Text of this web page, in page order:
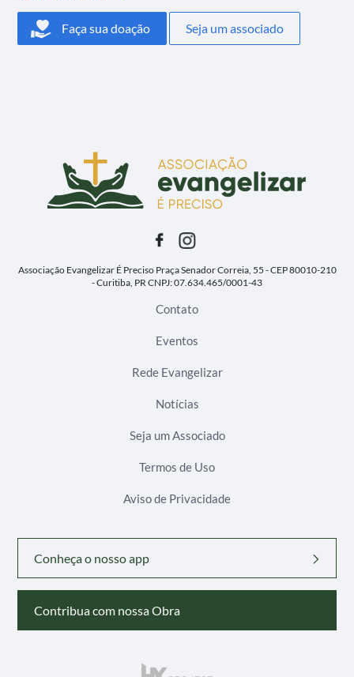
Faça sua doação Seja um associado
Associação Evangelizar É PrecisoPraça Senador Correia, 55 - CEP 80010-210
- Curitiba, PRCNPJ: 07.634.465/0001-43
Contato
Eventos
Rede Evangelizar
Notícias
Seja um Associado
Termos de Uso
Aviso de Privacidade
Conheça o nosso app
Contribua com nossa Obra